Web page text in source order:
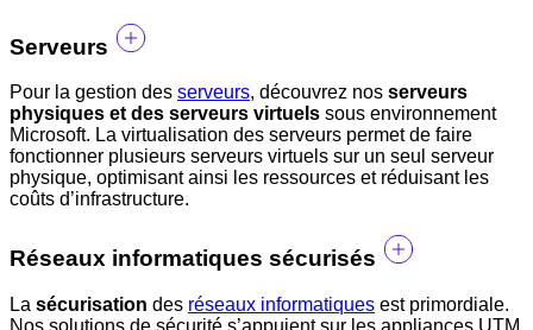
Serveurs
Pour la gestion des serveurs, découvrez nos serveurs
physiques et des serveurs virtuels sous environnement
Microsoft. La virtualisation des serveurs permet de faire
fonctionner plusieurs serveurs virtuels sur un seul serveur
physique, optimisant ainsi les ressources et réduisant les
coûts d’infrastructure.
Réseaux informatiques sécurisés
La sécurisation des réseaux informatiques est primordiale.
Nos solutions de sécurité s’appuient sur les appliances UTM